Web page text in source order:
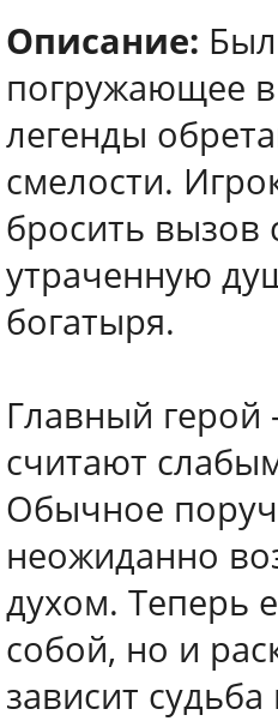
Описание:
погружающее в
легенды
смелости.
бросить
утраченную
богатыря.
Главный
считают
Обычное
неожиданно
духом. Теперь
собой, но и
зависит